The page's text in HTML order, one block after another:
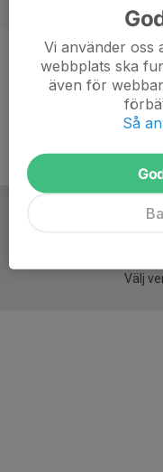
Ålder
Välj
Vi använder oss
webbplats ska
även för
Så